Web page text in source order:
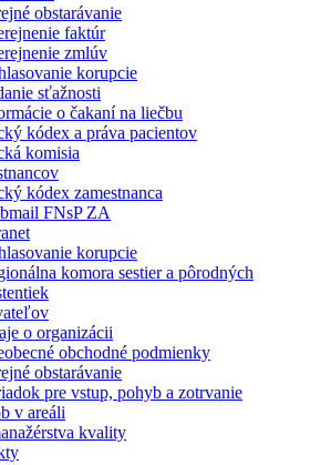
obstarávanie
faktúr
zmlúv
korupcie
sťažnosti
o čakaní na liečbu
kódex a práva pacientov
komisia
kódex zamestnanca
FNsP ZA
korupcie
komora sestier a pôrodných
o organizácii
obchodné podmienky
obstarávanie
pre vstup, pohyb a zotrvanie
v areáli
kvality